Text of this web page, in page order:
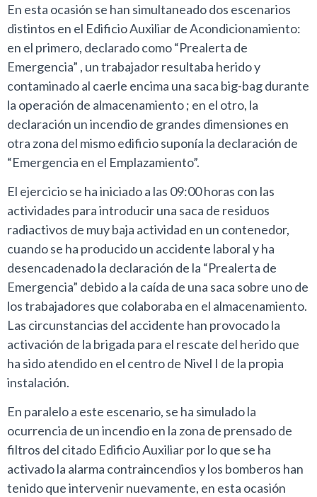
En esta ocasión se han simultaneado dos escenarios
distintos en el Edificio Auxiliar de Acondicionamiento:
en el primero, declarado como “Prealerta de
Emergencia” , un trabajador resultaba herido y
contaminado al caerle encima una saca big-bag durante
la operación de almacenamiento ; en el otro, la
declaración un incendio de grandes dimensiones en
otra zona del mismo edificio suponía la declaración de
“Emergencia en el Emplazamiento”.
El ejercicio se ha iniciado a las 09:00 horas con las
actividades para introducir una saca de residuos
radiactivos de muy baja actividad en un contenedor,
cuando se ha producido un accidente laboral y ha
desencadenado la declaración de la “Prealerta de
Emergencia” debido a la caída de una saca sobre uno de
los trabajadores que colaboraba en el almacenamiento.
Las circunstancias del accidente han provocado la
activación de la brigada para el rescate del herido que
ha sido atendido en el centro de Nivel I de la propia
instalación.
En paralelo a este escenario, se ha simulado la
ocurrencia de un incendio en la zona de prensado de
filtros del citado Edificio Auxiliar por lo que se ha
activado la alarma contraincendios y los bomberos han
tenido que intervenir nuevamente, en esta ocasión